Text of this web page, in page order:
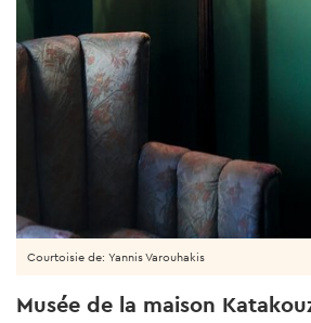
Courtoisie de: Yannis Varouhakis
Musée de la maison